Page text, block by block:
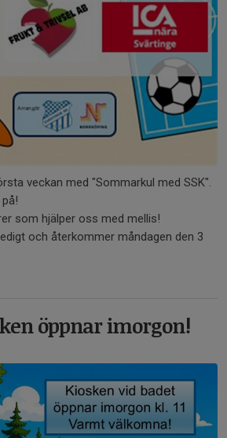
veckan med "Sommarkul med SSK".
som hjälper oss med mellis!
och återkommer måndagen den 3
öppnar imorgon!